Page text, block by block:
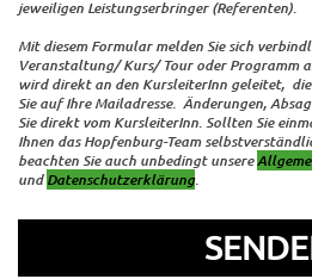
jeweiligen Leistungserbringer (Referenten).
Mit diesem Formular melden Sie sich
Veranstaltung/ Kurs/ Tour oder Programm
wird direkt an den KursleiterInn geleitet,
Sie auf Ihre Mailadresse. Änderungen,
Sie direkt vom KursleiterInn. Sollten Sie
Ihnen das Hopfenburg-Team
beachten Sie auch unbedingt unsere
undDatenschutzerklärung.